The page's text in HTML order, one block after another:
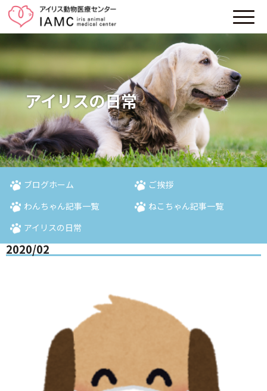
アイリスの日常
ブログホーム
ご挨拶
わんちゃん記事一覧
ねこちゃん記事一覧
アイリスの日常
2020/02